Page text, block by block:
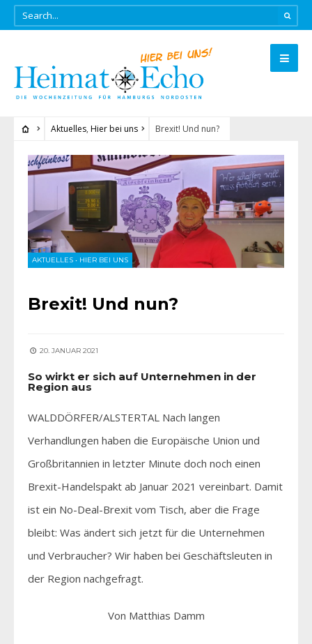
Aktuelles, Hier bei uns Brexit! Und nun?
AKTUELLES • HIER BEI UNS
Brexit! Und nun?
20. JANUAR 2021
So wirkt er sich auf Unternehmen in der
Region aus
WALDDÖRFER/ALSTERTAL Nach langen
Verhandlungen haben die Europäische Union und
Großbritannien in letzter Minute doch noch einen
Brexit-Handelspakt ab Januar 2021 vereinbart. Damit
ist ein No-Deal-Brexit vom Tisch, aber die Frage
bleibt: Was ändert sich jetzt für die Unternehmen
und Verbraucher? Wir haben bei Geschäftsleuten in
der Region nachgefragt.
Von Matthias Damm